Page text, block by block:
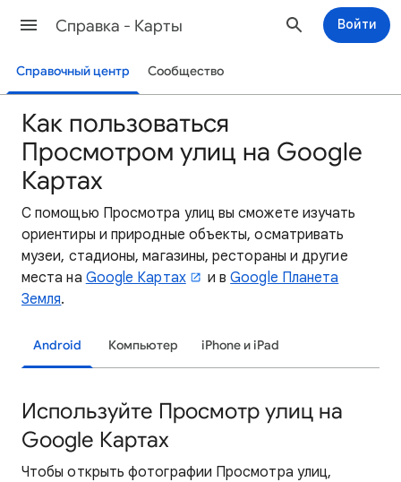
Cправка - Карты Войти
Справочный центр Сообщество
Как пользоваться
Просмотром улиц на Google
Картах
С помощью Просмотра улиц вы сможете изучать
ориентиры и природные объекты, осматривать
музеи, стадионы, магазины, рестораны и другие
места на Google Картах и вGoogle Планета
Земля.
Android Компьютер iPhone и iPad
Используйте Просмотр улиц на
Google Картах
Чтобы открыть фотографии Просмотра улиц,